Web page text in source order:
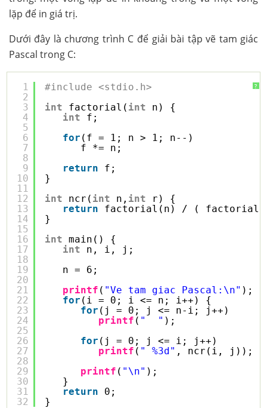
lặp để in giá trị.
Dưới đây là chương trình C để giải bài tập vẽ tam giác
Pascal trong C:
?
1
2
3
4
5
6
7
8
9
10
11
12
13
14
15
16
17
18
19
20
21
22
23
24
25
26
27
28
29
30
31
32
#include <stdio.h>
int
factorial( int
n) {
int
f;
for (f = 1; n > 1; n--)
f *= n;
return
f;
}
int
ncr( int n, int
r) {
return
factorial(n) / (
}
int
main() {
int
n, i, j;
n = 6;
printf ( "Ve tam giac Pascal:\n" );
for (i = 0; i <= n; i++) {
for (j = 0; j <= n-i; j++)
printf ( "  " );
for (j = 0; j <= i; j++)
printf ( " %3d" , ncr(i, j));
printf ( "\n" );
}
return
0;
}